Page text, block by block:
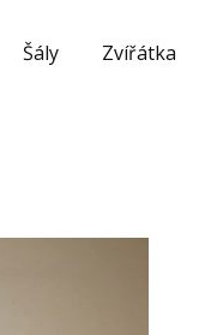
Šály Zvířátka